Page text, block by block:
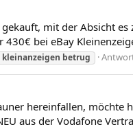
mit der Absicht
bei eBay
kleinanzeigen betrug
hereinfallen,
aus der Vodafone